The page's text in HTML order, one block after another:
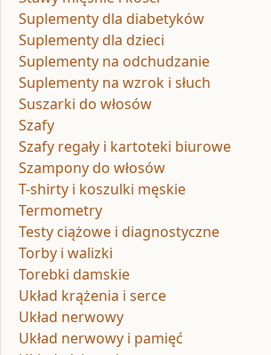
Suplementy dla diabetyków
Suplementy dla dzieci
Suplementy na odchudzanie
Suplementy na wzrok i słuch
Suszarki do włosów
Szafy
Szafy regały i kartoteki biurowe
Szampony do włosów
T-shirty i koszulki męskie
Termometry
Testy ciążowe i diagnostyczne
Torby i walizki
Torebki damskie
Układ krążenia i serce
Układ nerwowy
Układ nerwowy i pamięć